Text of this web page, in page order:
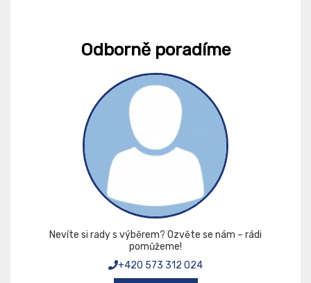
Odborně poradíme
Nevíte si rady s výběrem? Ozvěte se nám – rádi
pomůžeme!
+420 573 312 024